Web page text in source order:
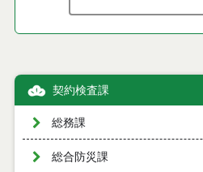
契約検査課
総務課
総合防災課